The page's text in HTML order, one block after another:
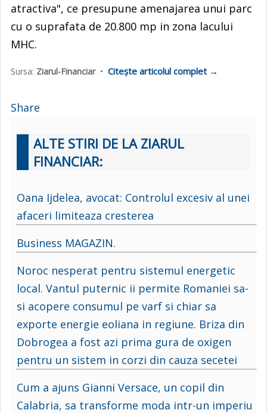
atractiva", ce presupune amenajarea unui parc
cu o suprafata de 20.800 mp in zona lacului
MHC.
Sursa: Ziarul-Financiar• Citește articolul complet →
Share
ALTE STIRI DE LA ZIARUL
FINANCIAR:
Oana Ijdelea, avocat: Controlul excesiv al unei
afaceri limiteaza cresterea
Business MAGAZIN.
Noroc nesperat pentru sistemul energetic
local. Vantul puternic ii permite Romaniei sa-
si acopere consumul pe varf si chiar sa
exporte energie eoliana in regiune. Briza din
Dobrogea a fost azi prima gura de oxigen
pentru un sistem in corzi din cauza secetei
Cum a ajuns Gianni Versace, un copil din
Calabria, sa transforme moda intr-un imperiu